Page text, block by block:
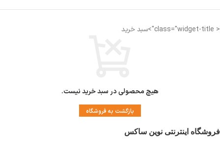
< class="widget-title">سبد خرید
هیچ محصولی در سبد خرید نیست.
بازگشت به فروشگاه
فروشگاه اینترنتی نوین ساکس